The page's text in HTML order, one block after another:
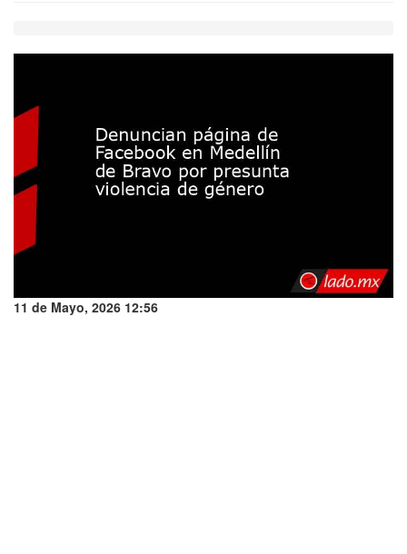
11 de Mayo, 2026 12:56